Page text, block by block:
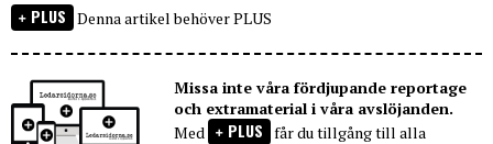
PLUS Denna artikel behöver PLUS
Missa inte våra fördjupande reportage
och extramaterial i våra avslöjanden.
Med
PLUS får du tillgång till alla